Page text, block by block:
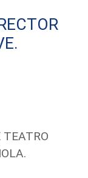
TEATRO